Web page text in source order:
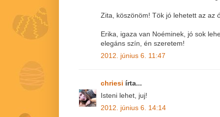
Zita, köszönöm! Tök jó lehetett az az
Erika, igaza van Noéminek, jó sok
elegáns szín, én szeretem!
2012. június 6. 11:47
chriesi írta...
Isteni lehet, juj!
2012. június 6. 14:14